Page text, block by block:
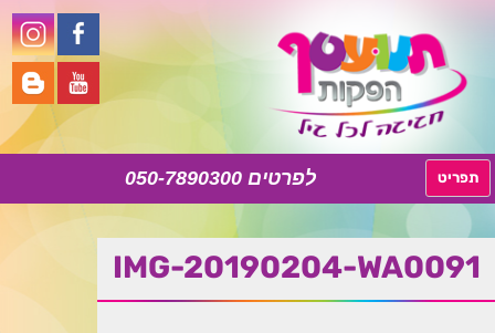
050-7890300 תפריט
לתוכן
IMG-20190204-WA0091